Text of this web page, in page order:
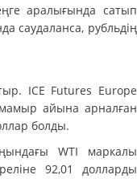
аралығында сатып
саудаланса, рубльдің
ICE Futures Europe
айына арналған
болды.
WTI маркалы
92,01 долларды